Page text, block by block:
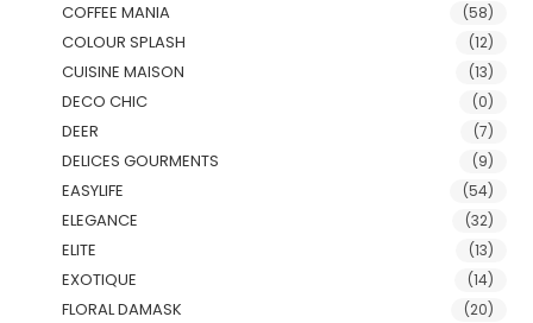
COFFEE MANIA (58)
COLOUR SPLASH (12)
CUISINE MAISON (13)
DECO CHIC (0)
DEER (7)
DELICES GOURMENTS (9)
EASYLIFE (54)
ELEGANCE (32)
ELITE (13)
EXOTIQUE (14)
FLORAL DAMASK (20)